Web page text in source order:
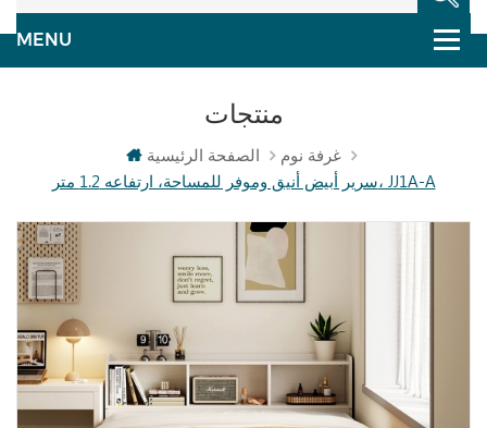
منتجات
الصفحة الرئيسية
غرفة نوم
سرير أبيض أنيق وموفر للمساحة، ارتفاعه 1.2 متر، JJ1A-A